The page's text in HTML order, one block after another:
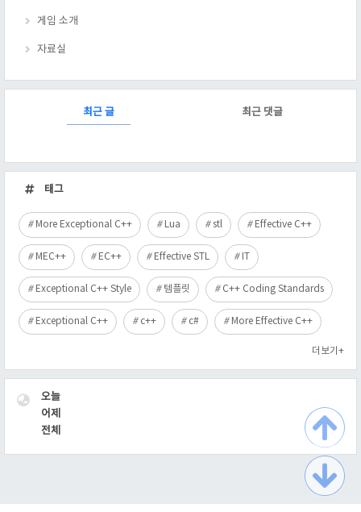
게임 소개
자료실
최근 글 최근 댓글
근
글
태그
More Exceptional C++ Lua stl Effective C++
MEC++ EC++ Effective STL IT
Exceptional C++ Style 템플릿 C++ Coding Standards
Exceptional C++ c++ c# More Effective C++
더보기+
VISITOR
오늘
어제
전체